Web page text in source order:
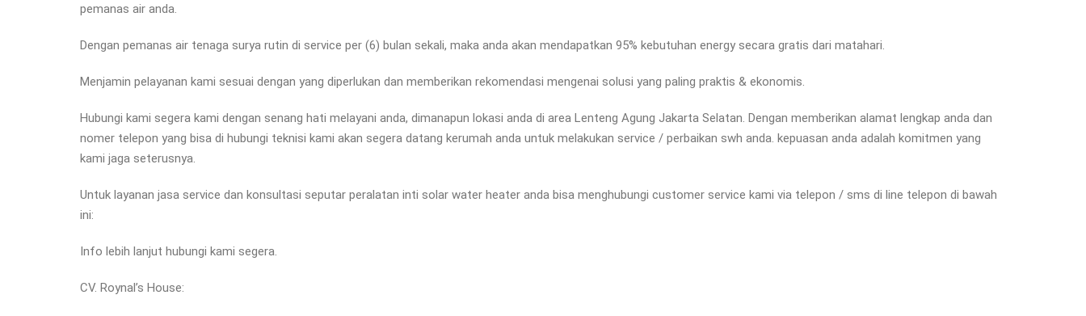
pemanas air anda.
Dengan pemanas air tenaga surya rutin di service per (6) bulan sekali, maka anda akan mendapatkan 95% kebutuhan energy secara gratis dari matahari.
Menjamin pelayanan kami sesuai dengan yang diperlukan dan memberikan rekomendasi mengenai solusi yang paling praktis & ekonomis.
Hubungi kami segera kami dengan senang hati melayani anda, dimanapun lokasi anda di area Lenteng Agung Jakarta Selatan. Dengan memberikan alamat lengkap anda dan
nomer telepon yang bisa di hubungi teknisi kami akan segera datang kerumah anda untuk melakukan service / perbaikan swh anda. kepuasan anda adalah komitmen yang
kami jaga seterusnya.
Untuk layanan jasa service dan konsultasi seputar peralatan inti solar water heater anda bisa menghubungi customer service kami via telepon / sms di line telepon di bawah
ini:
Info lebih lanjut hubungi kami segera.
CV. Roynal’s House: